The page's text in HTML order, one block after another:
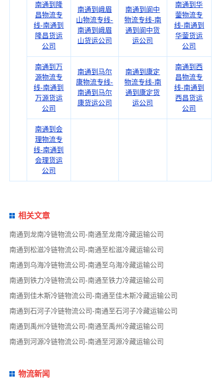
南通到隆
昌物流专
线-南通到
隆昌货运
公司
南通到峨眉
山物流专线-
南通到峨眉
山货运公司
南通到阆中
物流专线-南
通到阆中货
运公司
南通到华
蓥物流专
线-南通到
华蓥货运
公司
南通到万
源物流专
线-南通到
万源货运
公司
南通到马尔
康物流专线-
南通到马尔
康货运公司
南通到康定
物流专线-南
通到康定货
运公司
南通到西
昌物流专
线-南通到
西昌货运
公司
南通到会
理物流专
线-南通到
会理货运
公司
相关文章
南通到龙南冷链物流公司-南通至龙南冷藏运输公司
南通到松滋冷链物流公司-南通至松滋冷藏运输公司
南通到乌海冷链物流公司-南通至乌海冷藏运输公司
南通到铁力冷链物流公司-南通至铁力冷藏运输公司
南通到佳木斯冷链物流公司-南通至佳木斯冷藏运输公司
南通到石河子冷链物流公司-南通至石河子冷藏运输公司
南通到禹州冷链物流公司-南通至禹州冷藏运输公司
南通到河源冷链物流公司-南通至河源冷藏运输公司
物流新闻